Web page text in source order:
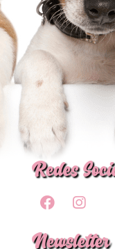
Redes
Newsletter